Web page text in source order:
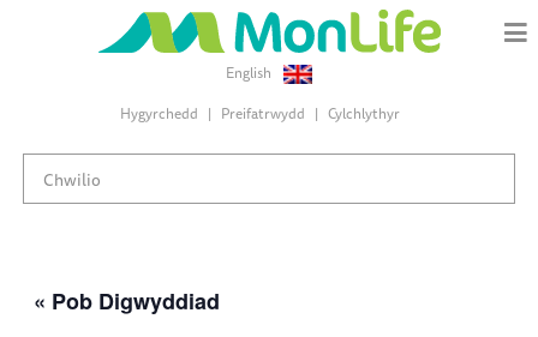
English
Hygyrchedd
Preifatrwydd Cylchlythyr
« Pob Digwyddiad